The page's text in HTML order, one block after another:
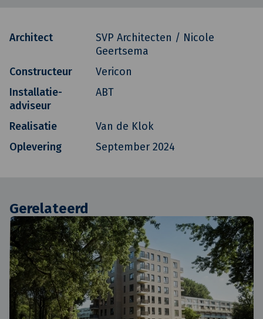
Architect
SVP Architecten / Nicole
Geertsema
Constructeur
Vericon
Installatie-
adviseur
ABT
Realisatie
Van de Klok
Oplevering
September 2024
Gerelateerd